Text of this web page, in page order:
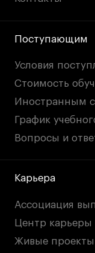
Поступающим
Условия
Стоимость
Иностранным
График
Вопросы и
Карьера
Ассоциация
Центр карьеры
Живые проекты